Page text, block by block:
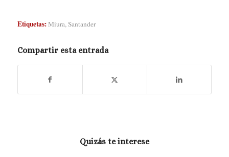
Etiquetas:Miura,Santander
Compartir esta entrada
Quizás te interese